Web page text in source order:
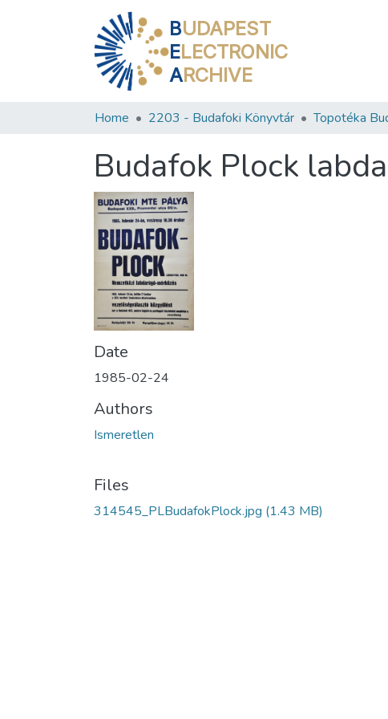
BUDAPEST
ELECTRONIC
ARCHIVE
Home 2203 - Budafoki Könyvtár Topotéka
Budafok Plock
Date
1985-02-24
Authors
Ismeretlen
Files
314545_PLBudafokPlock.jpg (1.43 MB)